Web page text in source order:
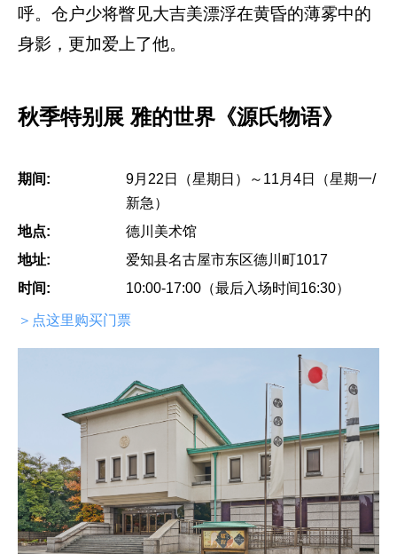
呼。仓户少将瞥见大吉美漂浮在黄昏的薄雾中的
身影，更加爱上了他。
秋季特别展 雅的世界《源氏物语》
期间:
9月22日（星期日）～11月4日（星期一/
新急）
地点:
德川美术馆
地址:
爱知县名古屋市东区德川町1017
时间:
10:00-17:00（最后入场时间16:30）
＞点这里购买门票